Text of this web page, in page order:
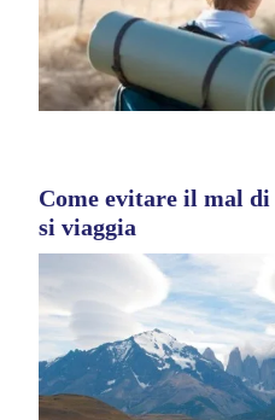
Come evitare il mal
si viaggia